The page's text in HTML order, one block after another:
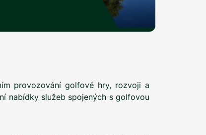
provozování golfové hry, rozvoji a
nabídky služeb spojených s golfovou